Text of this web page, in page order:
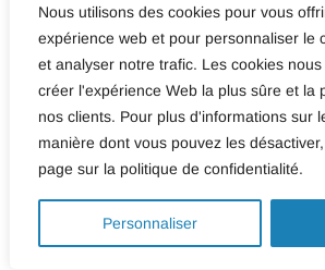
Nous utilisons des cookies pour vous
expérience web et pour personnaliser le
et analyser notre trafic. Les cookies
créer l'expérience Web la plus sûre et la
nos clients. Pour plus d'informations sur
manière dont vous pouvez les
page sur la politique de confidentialité.
Personnaliser
Texte
du
texte
Taille
Effacer la